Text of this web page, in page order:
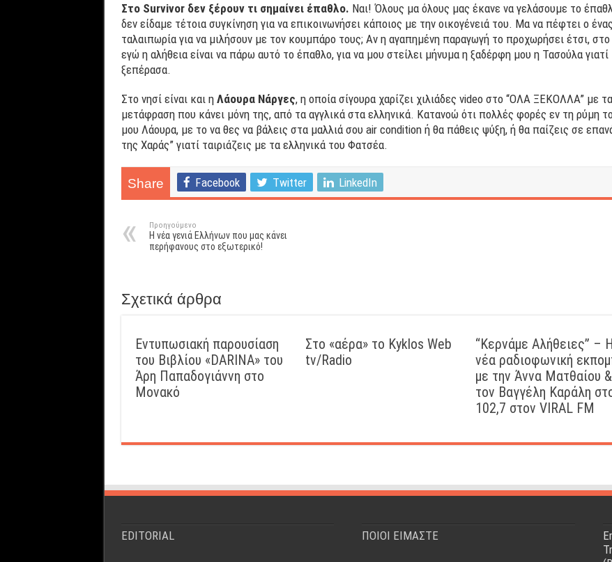
Στο Survivor δεν ξέρουν τι σημαίνει έπαθλο. Ναι! Όλους μα όλους μας έκανε να γελάσουμε το
δεν είδαμε τέτοια συγκίνηση για να επικοινωνήσει κάποιος με την οικογένειά του. Μα να πέφτει ο
ταλαιπωρία για να μιλήσουν με τον κουμπάρο τους; Αν η αγαπημένη παραγωγή το προχωρήσει έτσι,
εγώ η αλήθεια είναι να πάρω αυτό το έπαθλο, για να μου στείλει μήνυμα η ξαδέρφη μου η Τασούλα
ξεπέρασα.
Στο νησί είναι και η Λάουρα Νάργες, η οποία σίγουρα χαρίζει χιλιάδες video στο “ΟΛΑ ΞΕΚΟΛΛΑ” με
μετάφραση που κάνει μόνη της, από τα αγγλικά στα ελληνικά. Κατανοώ ότι πολλές φορές εν τη ρύμη
μου Λάουρα, με το να θες να βάλεις στα μαλλιά σου air condition ή θα πάθεις ψύξη, ή θα παίζεις σε
της Χαράς” γιατί ταιριάζεις με τα ελληνικά του Φατσέα.
Share Facebook Twitter LinkedIn
Προηγούμενο
Η νέα γενιά Ελλήνων που μας κάνει
περήφανους στο εξωτερικό!
Σχετικά άρθρα
Εντυπωσιακή παρουσίαση
του Βιβλίου «DARINA» του
Άρη Παπαδογιάννη στο
Μονακό
Στο «αέρα» το Kyklos Web
tv/Radio
“Kερνάμε Αλήθειες” – Η
νέα ραδιοφωνική
με την Άννα Ματθαίου &
τον Βαγγέλη Καράλη
102,7 στον VIRAL FM
EDITORIAL ΠΟΙΟΙ ΕΙΜΑΣΤΕ